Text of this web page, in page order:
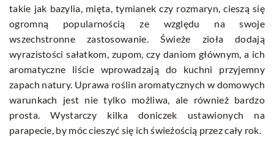
takie jak bazylia, mięta, tymianek czy rozmaryn, cieszą się
ogromną popularnością ze względu na swoje
wszechstronne zastosowanie. Świeże zioła dodają
wyrazistości sałatkom, zupom, czy daniom głównym, a ich
aromatyczne liście wprowadzają do kuchni przyjemny
zapach natury. Uprawa roślin aromatycznych w domowych
warunkach jest nie tylko możliwa, ale również bardzo
prosta. Wystarczy kilka doniczek ustawionych na
parapecie, by móc cieszyć się ich świeżością przez cały rok.